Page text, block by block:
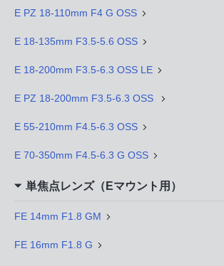
E PZ 18-110mm F4 G OSS
E 18-135mm F3.5-5.6 OSS
E 18-200mm F3.5-6.3 OSS LE
E PZ 18-200mm F3.5-6.3 OSS
E 55-210mm F4.5-6.3 OSS
E 70-350mm F4.5-6.3 G OSS
単焦点レンズ（Eマウント用）
FE 14mm F1.8 GM
FE 16mm F1.8 G